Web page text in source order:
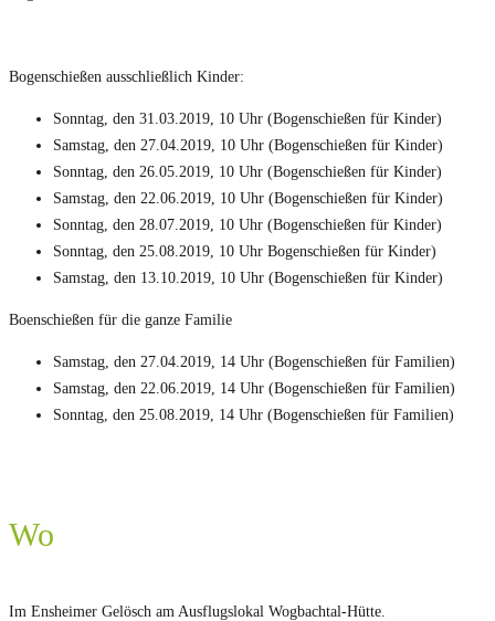
Bogenschießen ausschließlich Kinder:
Sonntag, den 31.03.2019, 10 Uhr (Bogenschießen für Kinder)
Samstag, den 27.04.2019, 10 Uhr (Bogenschießen für Kinder)
Sonntag, den 26.05.2019, 10 Uhr (Bogenschießen für Kinder)
Samstag, den 22.06.2019, 10 Uhr (Bogenschießen für Kinder)
Sonntag, den 28.07.2019, 10 Uhr (Bogenschießen für Kinder)
Sonntag, den 25.08.2019, 10 Uhr Bogenschießen für Kinder)
Samstag, den 13.10.2019, 10 Uhr (Bogenschießen für Kinder)
Boenschießen für die ganze Familie
Samstag, den 27.04.2019, 14 Uhr (Bogenschießen für Familien)
Samstag, den 22.06.2019, 14 Uhr (Bogenschießen für Familien)
Sonntag, den 25.08.2019, 14 Uhr (Bogenschießen für Familien)
Wo
Im Ensheimer Gelösch am Ausflugslokal Wogbachtal-Hütte.